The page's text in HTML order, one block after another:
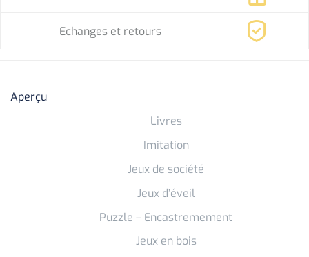
Echanges et retours
Aperçu
Livres
Imitation
Jeux de société
Jeux d’éveil
Puzzle – Encastremement
Jeux en bois